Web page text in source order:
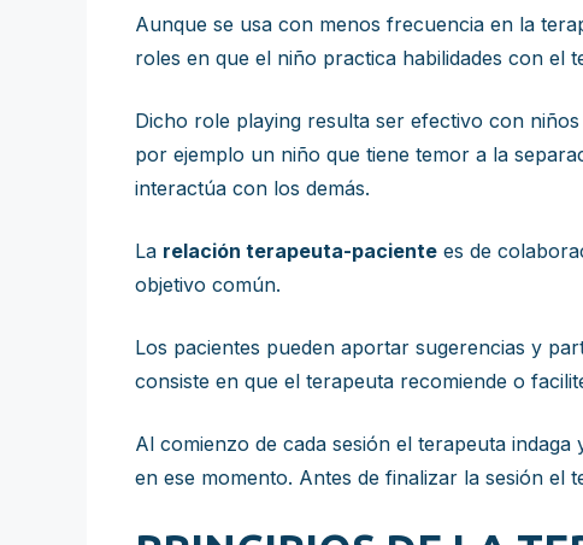
Aunque se usa con menos frecuencia en la
roles en que el niño practica habilidades con el
Dicho role playing resulta ser efectivo con
por ejemplo un niño que tiene temor a la
interactúa con los demás.
La relación terapeuta-paciente es de
objetivo común.
Los pacientes pueden aportar sugerencias y
consiste en que el terapeuta recomiende o
Al comienzo de cada sesión el terapeuta
en ese momento. Antes de finalizar la sesión el